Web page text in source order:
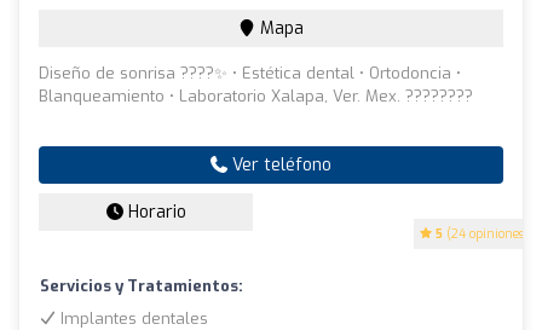
5 (24 opiniones)
Mapa
Diseño de sonrisa ????✨ • Estética dental • Ortodoncia •
Blanqueamiento • Laboratorio Xalapa, Ver. Mex. ????????
Ver teléfono
Horario
Servicios y Tratamientos:
Implantes dentales